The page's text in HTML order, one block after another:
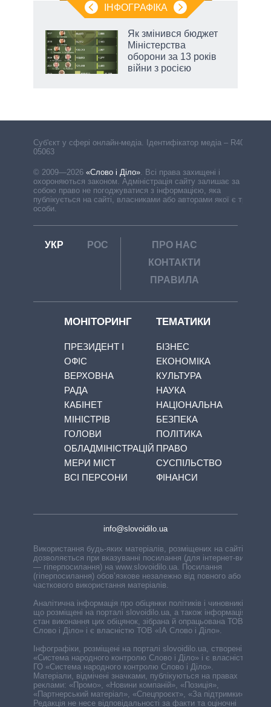
ІНФОГРАФІКА
Як змінився бюджет
Міністерства
оборони за 13 років
війни з росією
Cуб'єкт у сфері онлайн-медіа. Ідентифікатор медіа – R40-
05063
© 2009—2026 «Слово і Діло». Всі права захищені і
охороняються законом. Адміністрація сайту залишає за
собою право не погоджуватися з інформацією, яка
публікується на сайті, власниками або авторами якої є треті
особи.
УКР РОС
ПРО НАС
КОНТАКТИ
ПРАВИЛА
МОНІТОРИНГ
ПРЕЗИДЕНТ І
ОФІС
ВЕРХОВНА
РАДА
КАБІНЕТ
МІНІСТРІВ
ГОЛОВИ
ОБЛАДМІНІСТРАЦІЙ
МЕРИ МІСТ
ВСІ ПЕРСОНИ
ТЕМАТИКИ
БІЗНЕС
ЕКОНОМІКА
КУЛЬТУРА
НАУКА
НАЦІОНАЛЬНА
БЕЗПЕКА
ПОЛІТИКА
ПРАВО
СУСПІЛЬСТВО
ФІНАНСИ
info@slovoidilo.ua
Використання будь-яких матеріалів, розміщених на сайті,
дозволяється при вказуванні посилання (для інтернет-видань
— гіперпосилання) на www.slovoidilo.ua. Посилання
(гіперпосилання) обов’язкове незалежно від повного або
часткового використання матеріалів.
Аналітична інформація про обіцянки політиків і чиновників,
що розміщені на порталі slovoidilo.ua, а також інформація про
стан виконання цих обіцянок, зібрана й опрацьована ТОВ «ІА
Слово і Діло» і є власністю ТОВ «ІА Слово і Діло».
Інфографіки, розміщені на порталі slovoidilo.ua, створені ГО
«Система народного контролю Слово і Діло» і є власністю
ГО «Система народного контролю Слово і Діло».
Матеріали, відмічені значками, публікуються на правах
реклами: «Промо», «Новини компаній», «Позиція»,
«Партнерський матеріал», «Спецпроєкт», «За підтримки».
Редакція не несе відповідальності за факти та оціночні